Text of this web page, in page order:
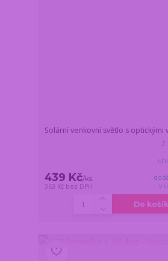
Solární venkovní světlo s optickými
439 Kč/ks
363 Kč bez DPH
Z
v
Do